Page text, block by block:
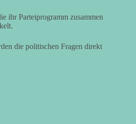
ihr Parteiprogramm zusammen
die politischen Fragen direkt